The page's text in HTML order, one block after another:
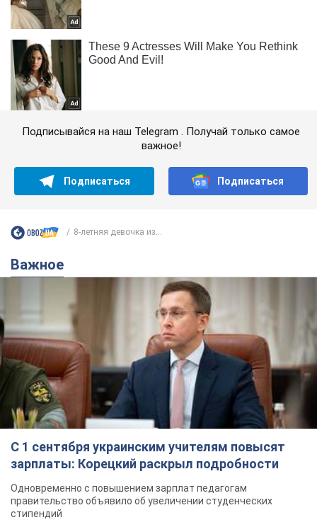
Подписывайся на наш Telegram . Получай только самое
важное!
Подписаться Подписаться
8-летняя девочка из...
Важное
С 1 сентября украинским учителям повысят
зарплаты: Корецкий раскрыл подробности
Одновременно с повышением зарплат педагогам
правительство объявило об увеличении студенческих
стипендий